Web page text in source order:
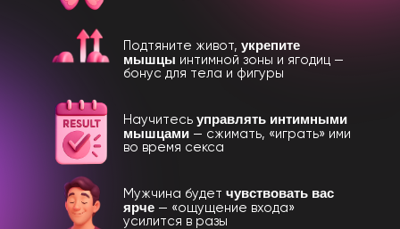
Научитесь управлять интимными
мышцами — сжимать, «играть» ими
во время секса
Мужчина будет чувствовать вас
ярче — «ощущение входа»
усилится в разы
Подтяните живот, укрепите
мышцы интимной зоны и ягодиц —
бонус для тела и фигуры